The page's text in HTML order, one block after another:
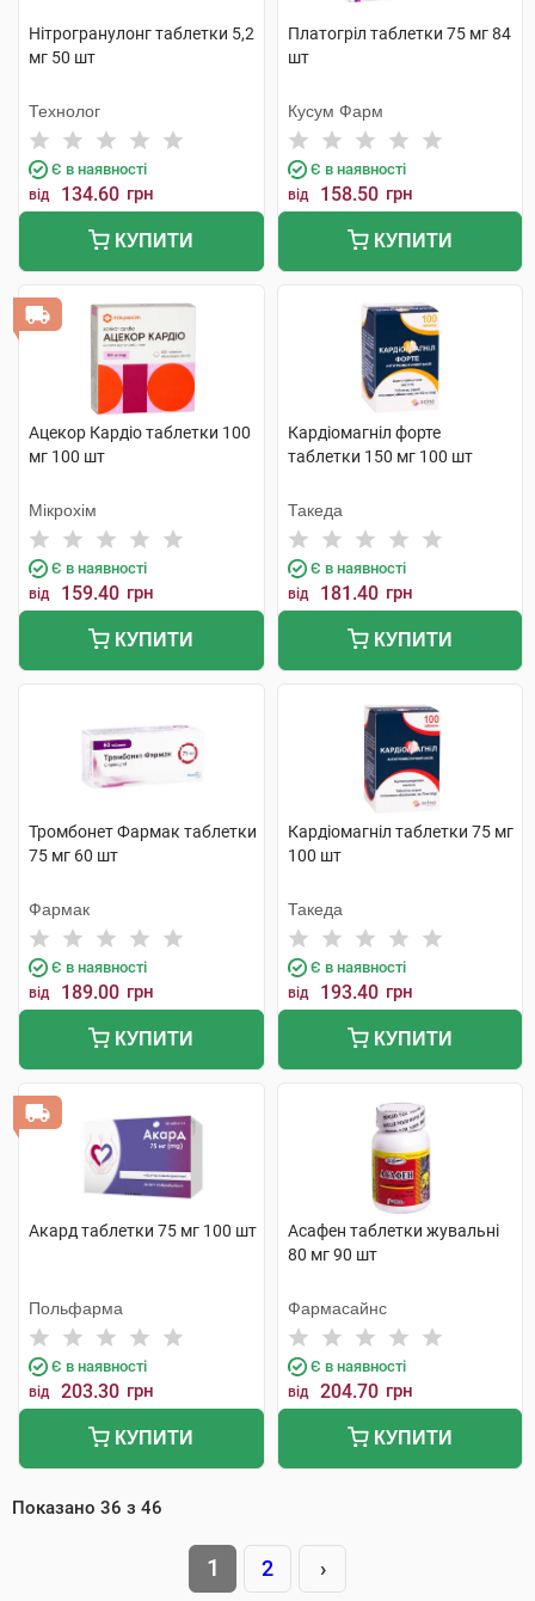
Нітрогранулонг таблетки 5,2
мг 50 шт
Технолог
Є в наявності
від 134.60 грн
КУПИТИ
Платогріл таблетки 75 мг 84
шт
Кусум Фарм
Є в наявності
від 158.50 грн
КУПИТИ
Ацекор Кардіо таблетки 100
мг 100 шт
Мікрохім
Є в наявності
від 159.40 грн
КУПИТИ
Кардіомагніл форте
таблетки 150 мг 100 шт
Такеда
Є в наявності
від 181.40 грн
КУПИТИ
Тромбонет Фармак таблетки
75 мг 60 шт
Фармак
Є в наявності
від 189.00 грн
КУПИТИ
Кардіомагніл таблетки 75 мг
100 шт
Такеда
Є в наявності
від 193.40 грн
КУПИТИ
Акард таблетки 75 мг 100 шт
Польфарма
Є в наявності
від 203.30 грн
КУПИТИ
Асафен таблетки жувальні
80 мг 90 шт
Фармасайнс
Є в наявності
від 204.70 грн
КУПИТИ
Показано 36 з 46
1 2 ›